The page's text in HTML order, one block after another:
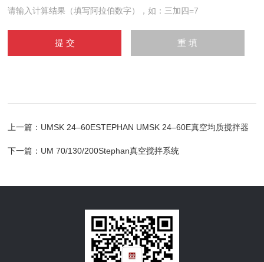
请输入计算结果（填写阿拉伯数字），如：三加四=7
上一篇： UMSK 24–60ESTEPHAN UMSK 24–60E真空均质搅拌器
下一篇： UM 70/130/200Stephan真空搅拌系统